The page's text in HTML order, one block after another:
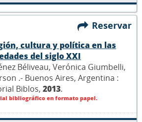
Reservar
cultura y política en las
del siglo XXI
Béliveau, Verónica Giumbelli,
.- Buenos Aires, Argentina :
Biblos, 2013.
bibliográfico en formato papel.